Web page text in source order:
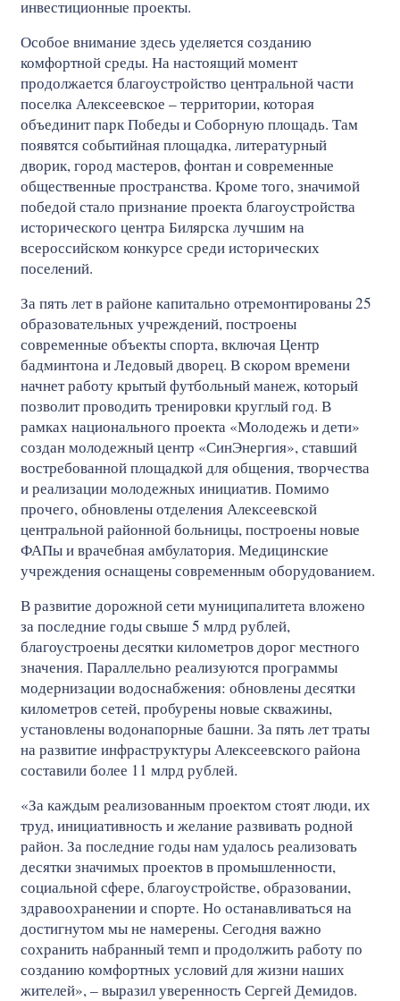
инвестиционные проекты.
Особое внимание здесь уделяется созданию
комфортной среды. На настоящий момент
продолжается благоустройство центральной части
поселка Алексеевское – территории, которая
объединит парк Победы и Соборную площадь. Там
появятся событийная площадка, литературный
дворик, город мастеров, фонтан и современные
общественные пространства. Кроме того, значимой
победой стало признание проекта благоустройства
исторического центра Билярска лучшим на
всероссийском конкурсе среди исторических
поселений.
За пять лет в районе капитально отремонтированы 25
образовательных учреждений, построены
современные объекты спорта, включая Центр
бадминтона и Ледовый дворец. В скором времени
начнет работу крытый футбольный манеж, который
позволит проводить тренировки круглый год. В
рамках национального проекта «Молодежь и дети»
создан молодежный центр «СинЭнергия», ставший
востребованной площадкой для общения, творчества
и реализации молодежных инициатив. Помимо
прочего, обновлены отделения Алексеевской
центральной районной больницы, построены новые
ФАПы и врачебная амбулатория. Медицинские
учреждения оснащены современным оборудованием.
В развитие дорожной сети муниципалитета вложено
за последние годы свыше 5 млрд рублей,
благоустроены десятки километров дорог местного
значения. Параллельно реализуются программы
модернизации водоснабжения: обновлены десятки
километров сетей, пробурены новые скважины,
установлены водонапорные башни. За пять лет траты
на развитие инфраструктуры Алексеевского района
составили более 11 млрд рублей.
«За каждым реализованным проектом стоят люди, их
труд, инициативность и желание развивать родной
район. За последние годы нам удалось реализовать
десятки значимых проектов в промышленности,
социальной сфере, благоустройстве, образовании,
здравоохранении и спорте. Но останавливаться на
достигнутом мы не намерены. Сегодня важно
сохранить набранный темп и продолжить работу по
созданию комфортных условий для жизни наших
жителей», – выразил уверенность Сергей Демидов.